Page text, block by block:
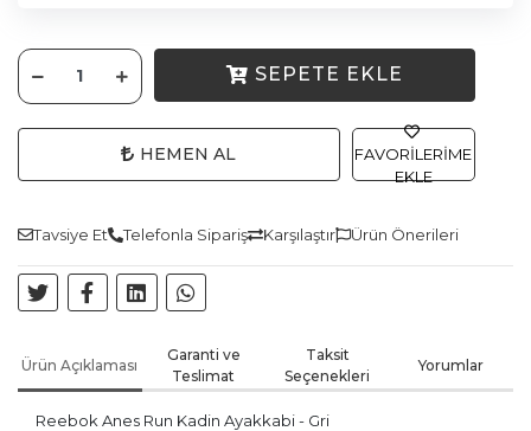
SEPETE EKLE
HEMEN AL
FAVORILERIME
EKLE
Tavsiye Et Telefonla Sipariş Karşılaştır Ürün Önerileri
Ürün Açıklaması
Garanti ve
Teslimat
Taksit
Seçenekleri
Yorumlar
Reebok Anes Run Kadin Ayakkabi - Gri